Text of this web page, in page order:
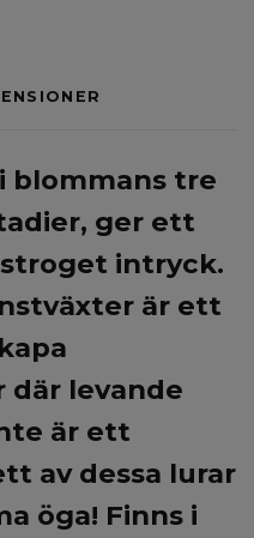
blommans tre
ger ett
intryck.
är ett
där levande
är ett
av dessa lurar
öga! Finns i